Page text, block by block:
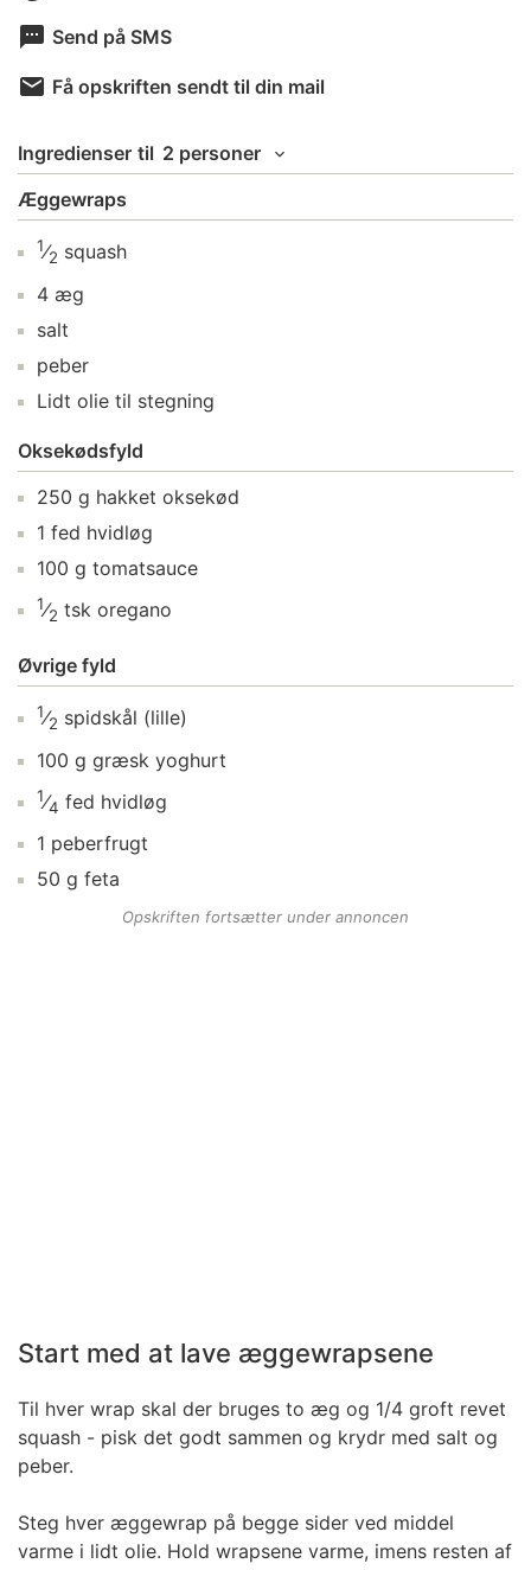
Send på SMS
Få opskriften sendt til din mail
Ingredienser til 2 personer
Æggewraps
1⁄2 squash
4 æg
salt
peber
Lidt olie til stegning
Oksekødsfyld
250 g hakket oksekød
1 fed hvidløg
100 g tomatsauce
1⁄2 tsk oregano
Øvrige fyld
1⁄2 spidskål (lille)
100 g græsk yoghurt
1⁄4 fed hvidløg
1 peberfrugt
50 g feta
Opskriften fortsætter under annoncen
Start med at lave æggewrapsene
Til hver wrap skal der bruges to æg og 1/4 groft revet
squash - pisk det godt sammen og krydr med salt og
peber.
Steg hver æggewrap på begge sider ved middel
varme i lidt olie. Hold wrapsene varme, imens resten af